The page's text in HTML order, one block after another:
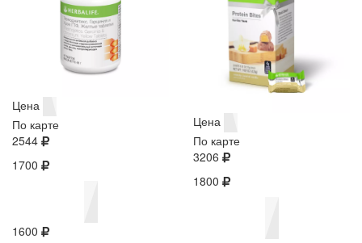
Цена
По карте
2544
1700
1600
Цена
По карте
3206
1800